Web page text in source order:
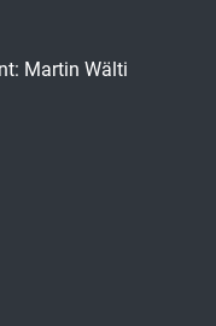
Martin Wälti